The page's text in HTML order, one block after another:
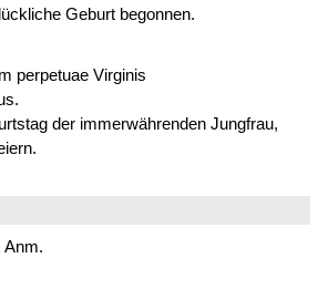
Geburt begonnen.
perpetuae Virginis
der immerwährenden Jungfrau,
Anm.